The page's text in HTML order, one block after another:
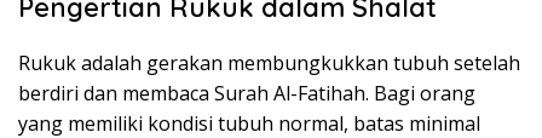
Rukuk adalah gerakan membungkukkan tubuh setelah
berdiri dan membaca Surah Al-Fatihah. Bagi orang
yang memiliki kondisi tubuh normal, batas minimal